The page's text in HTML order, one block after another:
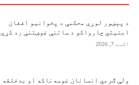
د پېښور لوړې محکمې د پخوانیو افغان
امنیتي چارواکو د ساتنې غوښتنې رد کړې
اګست 7, 2026
ولې ګرمي انسانان غوسه‌ناکه او بدخلقه